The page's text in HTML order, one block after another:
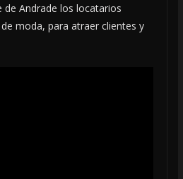
de Andrade los locatarios
moda, para atraer clientes y